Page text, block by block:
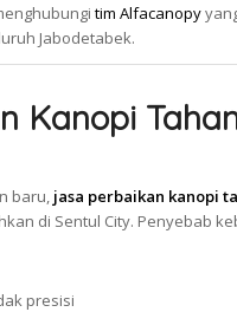
tim Alfacanopy
Jabodetabek.
Kanopi
baru, jasa perbaikan kanopi
di Sentul City. Penyebab
presisi